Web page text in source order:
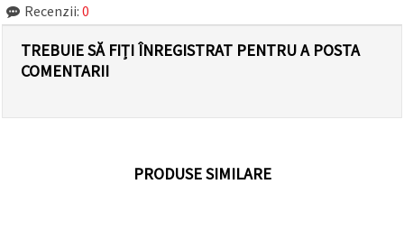
Recenzii: 0
TREBUIE SĂ FIȚI ÎNREGISTRAT PENTRU A POSTA
COMENTARII
PRODUSE SIMILARE